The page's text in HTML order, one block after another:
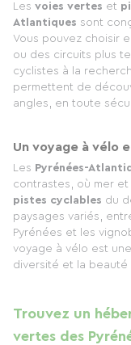
Les voies vertes et
Atlantiques sont
Vous pouvez choisir
ou des circuits plus
cyclistes à la
permettent de
angles, en toute
Un voyage à vélo
Les Pyrénées-
contrastes, où mer
pistes cyclables du
paysages variés,
Pyrénées et les
voyage à vélo est
diversité et la
Trouvez un
vertes des